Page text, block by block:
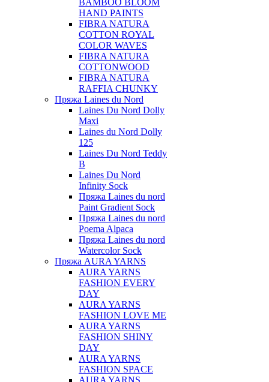
BAMBOO BLOOM
HAND PAINTS
FIBRA NATURA
COTTON ROYAL
COLOR WAVES
FIBRA NATURA
COTTONWOOD
FIBRA NATURA
RAFFIA CHUNKY
Пряжа Laines du Nord
Laines Du Nord Dolly
Maxi
Laines du Nord Dolly
125
Laines Du Nord Teddy
B
Laines Du Nord
Infinity Sock
Пряжа Laines du nord
Paint Gradient Sock
Пряжа Laines du nord
Poema Alpaca
Пряжа Laines du nord
Watercolor Sock
Пряжа AURA YARNS
AURA YARNS
FASHION EVERY
DAY
AURA YARNS
FASHION LOVE ME
AURA YARNS
FASHION SHINY
DAY
AURA YARNS
FASHION SPACE
AURA YARNS